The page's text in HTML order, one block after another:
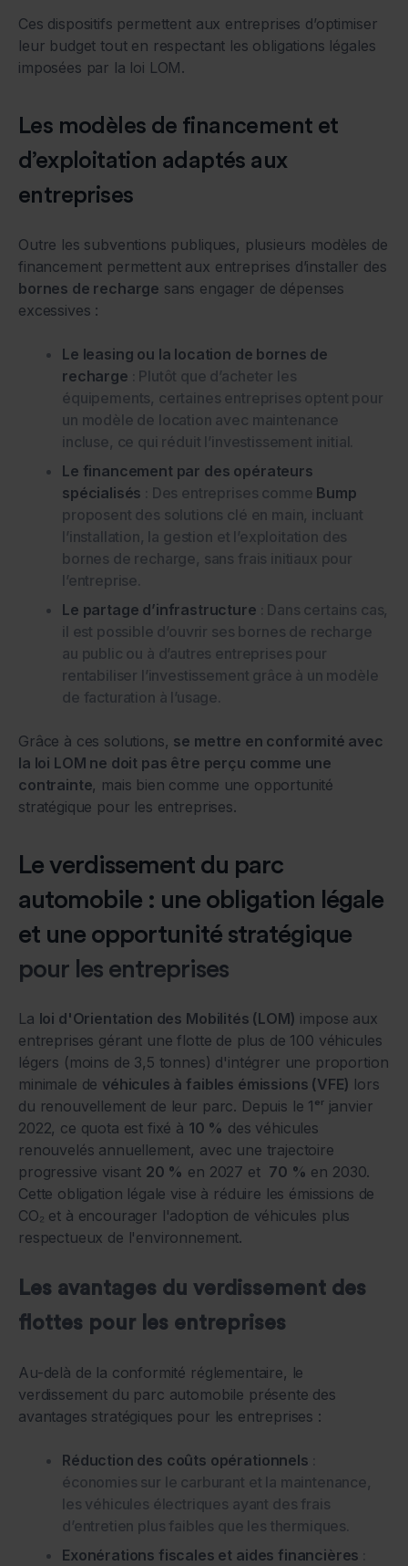
Ces dispositifs permettent aux entreprises d’optimiser
leur budget tout en respectant les obligations légales
imposées par la loi LOM.
Les modèles de financement et
d’exploitation adaptés aux
entreprises
Outre les subventions publiques, plusieurs modèles de
financement permettent aux entreprises d’installer des
bornes de recharge sans engager de dépenses
excessives :
Le leasing ou la location de bornes de
recharge : Plutôt que d’acheter les
équipements, certaines entreprises optent pour
un modèle de location avec maintenance
incluse, ce qui réduit l’investissement initial.
Le financement par des opérateurs
spécialisés : Des entreprises comme Bump
proposent des solutions clé en main, incluant
l’installation, la gestion et l’exploitation des
bornes de recharge, sans frais initiaux pour
l’entreprise.
Le partage d’infrastructure : Dans certains cas,
il est possible d’ouvrir ses bornes de recharge
au public ou à d’autres entreprises pour
rentabiliser l’investissement grâce à un modèle
de facturation à l’usage.
Grâce à ces solutions, se mettre en conformité avec
la loi LOM ne doit pas être perçu comme une
contrainte, mais bien comme une opportunité
stratégique pour les entreprises.
Le verdissement du parc
automobile : une obligation légale
et une opportunité stratégique
pour les entreprises
La loi d'Orientation des Mobilités (LOM) impose aux
entreprises gérant une flotte de plus de 100 véhicules
légers (moins de 3,5 tonnes) d'intégrer une proportion
minimale de véhicules à faibles émissions (VFE) lors
du renouvellement de leur parc. Depuis le 1ᵉʳ janvier
2022, ce quota est fixé à 10 % des véhicules
renouvelés annuellement, avec une trajectoire
progressive visant 20 % en 2027 et 70 % en 2030.
Cette obligation légale vise à réduire les émissions de
CO₂ et à encourager l'adoption de véhicules plus
respectueux de l'environnement.
Les avantages du verdissement des
flottes pour les entreprises
Au-delà de la conformité réglementaire, le
verdissement du parc automobile présente des
avantages stratégiques pour les entreprises :
Réduction des coûts opérationnels :
économies sur le carburant et la maintenance,
les véhicules électriques ayant des frais
d’entretien plus faibles que les thermiques.
Exonérations fiscales et aides financières :